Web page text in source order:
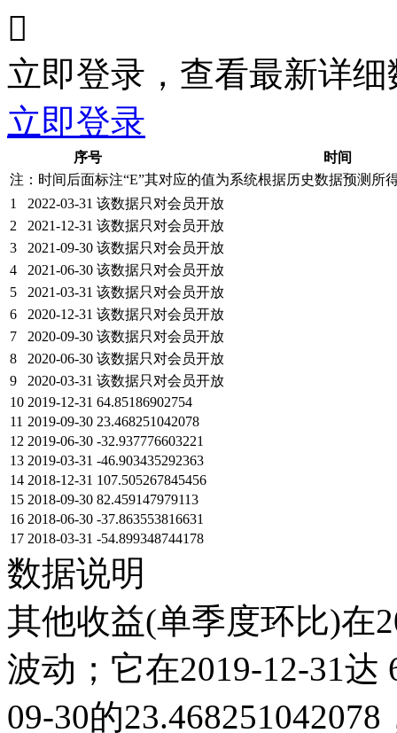

立即登录，查看最新详细
立即登录
序号
时间
注：时间后面标注“E”其对应的值为系统根据历史数据预测所
1
2022-03-31 该数据只对会员开放
2
2021-12-31 该数据只对会员开放
3
2021-09-30 该数据只对会员开放
4
2021-06-30 该数据只对会员开放
5
2021-03-31 该数据只对会员开放
6
2020-12-31 该数据只对会员开放
7
2020-09-30 该数据只对会员开放
8
2020-06-30 该数据只对会员开放
9
2020-03-31 该数据只对会员开放
10 2019-12-31 64.85186902754
11 2019-09-30 23.468251042078
12 2019-06-30 -32.937776603221
13 2019-03-31 -46.903435292363
14 2018-12-31 107.505267845456
15 2018-09-30 82.459147979113
16 2018-06-30 -37.863553816631
17 2018-03-31 -54.899348744178
数据说明
其他收益(单季度环比)在
波动；它在2019-12-31达
09-30的